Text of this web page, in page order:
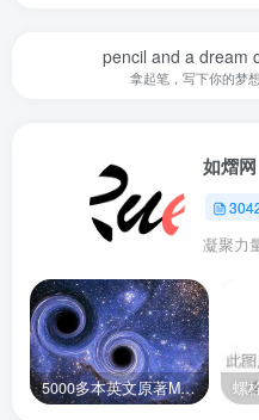
pencil and a dream
拿起笔，写下你的梦
如熠网
凝聚力
5000多本英文原著MOBI+AZW3格式电子书百度云网盘打包下载